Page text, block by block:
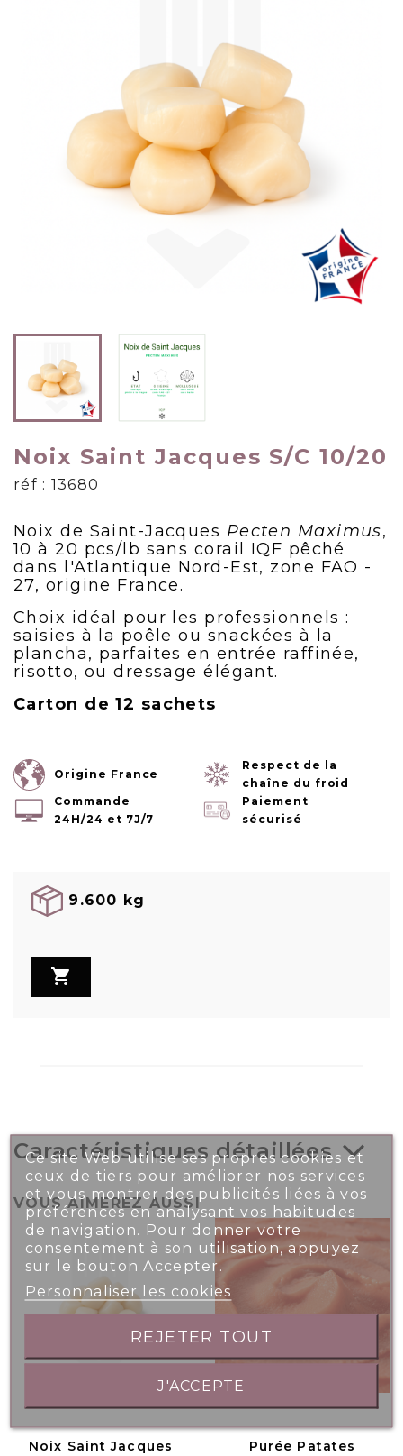
Noix Saint Jacques S/C 10/20
réf : 13680
Noix de Saint-Jacques Pecten Maximus,
10 à 20 pcs/lb sans corail IQF pêché
dans l'Atlantique Nord-Est, zone FAO -
27, origine France.
Choix idéal pour les professionnels :
saisies à la poêle ou snackées à la
plancha, parfaites en entrée raffinée,
risotto, ou dressage élégant.
Carton de 12 sachets
Origine France
Respect de la
chaîne du froid
Commande
24H/24 et 7J/7
Paiement
sécurisé
9.600 kg

Caractéristiques détaillées
VOUS AIMEREZ AUSSI
Noix Saint Jacques
Purée Patates
Ce site Web utilise ses propres cookies et
ceux de tiers pour améliorer nos services
et vous montrer des publicités liées à vos
préférences en analysant vos habitudes
de navigation. Pour donner votre
consentement à son utilisation, appuyez
sur le bouton Accepter.
Personnaliser les cookies
REJETER TOUT
J'ACCEPTE